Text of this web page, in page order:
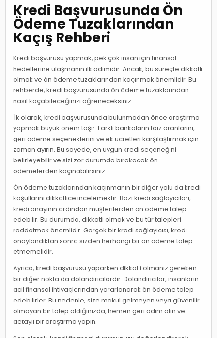
Kredi Başvurusunda Ön
Ödeme Tuzaklarından
Kaçış Rehberi
Kredi başvurusu yapmak, pek çok insan için finansal
hedeflerine ulaşmanın ilk adımıdır. Ancak, bu süreçte dikkatli
olmak ve ön ödeme tuzaklarından kaçınmak önemlidir. Bu
rehberde, kredi başvurusunda ön ödeme tuzaklarından
nasıl kaçabileceğinizi öğreneceksiniz.
İlk olarak, kredi başvurusunda bulunmadan önce araştırma
yapmak büyük önem taşır. Farklı bankaların faiz oranlarını,
geri ödeme seçeneklerini ve ek ücretleri karşılaştırmak için
zaman ayırın. Bu sayede, en uygun kredi seçeneğini
belirleyebilir ve sizi zor durumda bırakacak ön
ödemelerden kaçınabilirsiniz.
Ön ödeme tuzaklarından kaçınmanın bir diğer yolu da kredi
koşullarını dikkatlice incelemektir. Bazı kredi sağlayıcıları,
kredi onayının ardından müşterilerden ön ödeme talep
edebilir. Bu durumda, dikkatli olmak ve bu tür talepleri
reddetmek önemlidir. Gerçek bir kredi sağlayıcısı, kredi
onaylandıktan sonra sizden herhangi bir ön ödeme talep
etmemelidir.
Ayrıca, kredi başvurusu yaparken dikkatli olmanız gereken
bir diğer nokta da dolandırıcılardır. Dolandırıcılar, insanların
acil finansal ihtiyaçlarından yararlanarak ön ödeme talep
edebilirler. Bu nedenle, size makul gelmeyen veya güvenilir
olmayan bir talep aldığınızda, hemen geri adım atın ve
detaylı bir araştırma yapın.